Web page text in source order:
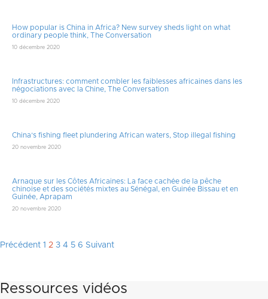
How popular is China in Africa? New survey sheds light on what
ordinary people think, The Conversation
10 décembre 2020
Infrastructures: comment combler les faiblesses africaines dans les
négociations avec la Chine, The Conversation
10 décembre 2020
China’s fishing fleet plundering African waters, Stop illegal fishing
20 novembre 2020
Arnaque sur les Côtes Africaines: La face cachée de la pêche
chinoise et des sociétés mixtes au Sénégal, en Guinée Bissau et en
Guinée, Aprapam
20 novembre 2020
Pagination
publications
Précédent 1 2 3 4 5 6 Suivant
Ressources vidéos